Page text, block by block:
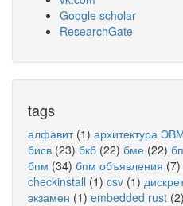
Google scholar
ResearchGate
tags
алфавит(1) архитектура
бисв (23) бкб (22) бме (22)
бпм (34) бпм объявления (7)
checkinstall (1) csv (1)
экзамен (1) embedded rust (2)